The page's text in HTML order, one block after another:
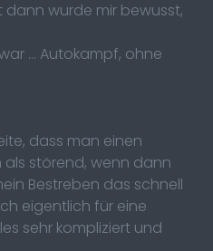
dann wurde mir bewusst,
... Autokampf, ohne
dass man einen
als störend, wenn dann
Bestreben das schnell
eigentlich für eine
sehr kompliziert und